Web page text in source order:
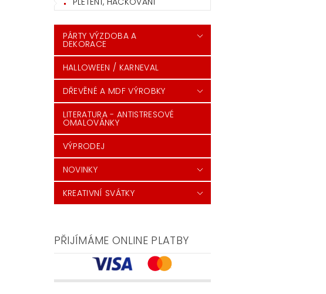
PÁRTY VÝZDOBA A
DEKORACE
HALLOWEEN / KARNEVAL
DŘEVĚNÉ A MDF VÝROBKY
LITERATURA - ANTISTRESOVÉ
OMALOVÁNKY
VÝPRODEJ
NOVINKY
KREATIVNÍ SVÁTKY
PŘIJÍMÁME ONLINE PLATBY